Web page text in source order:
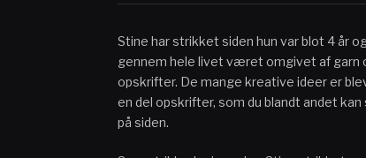
Stine har strikket siden hun var blot 4 år
gennem hele livet været omgivet af garn
opskrifter. De mange kreative ideer er
en del opskrifter, som du blandt andet kan
på siden.